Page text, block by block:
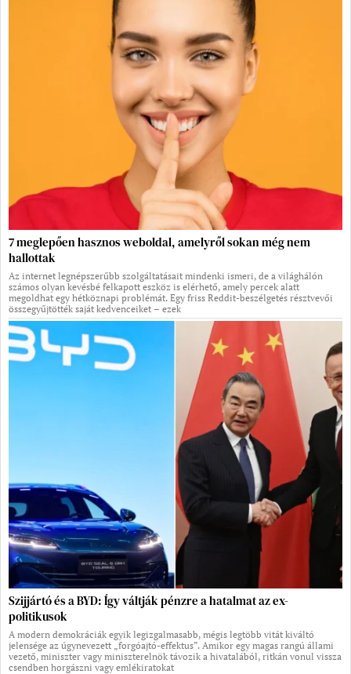
7 meglepően hasznos weboldal, amelyről sokan még nem
hallottak
Az internet legnépszerűbb szolgáltatásait mindenki ismeri, de a világhálón
számos olyan kevésbé felkapott eszköz is elérhető, amely percek alatt
megoldhat egy hétköznapi problémát. Egy friss Reddit-beszélgetés résztvevői
összegyűjtötték saját kedvenceiket – ezek
Szijjártó és a BYD: Így váltják pénzre a hatalmat az ex-
politikusok
A modern demokráciák egyik legizgalmasabb, mégis legtöbb vitát kiváltó
jelensége az úgynevezett „forgóajtó-effektus”. Amikor egy magas rangú állami
vezető, miniszter vagy miniszterelnök távozik a hivatalából, ritkán vonul vissza
csendben horgászni vagy emlékiratokat